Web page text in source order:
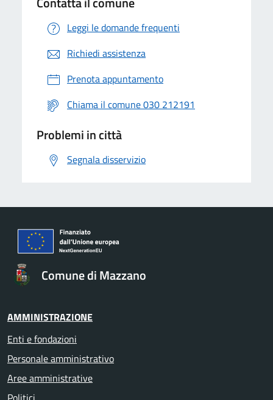
Leggi le domande frequenti
Richiedi assistenza
Prenota appuntamento
Chiama il comune 030 212191
Problemi in città
Segnala disservizio
Comune di Mazzano
AMMINISTRAZIONE
Enti e fondazioni
Personale amministrativo
Aree amministrative